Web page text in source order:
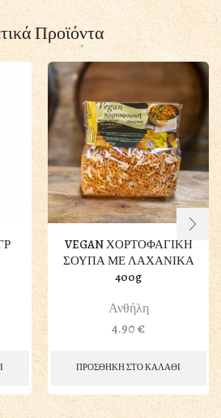
Προϊόντα
VEGAN ΧΟΡΤΟΦΑΓΙΚΗ
ΣΟΥΠΑ ΜΕ ΛΑΧΑΝΙΚΑ
400g
Ανθήλη
4.90€
ΠΡΟΣΘΗΚΗ ΣΤΟ ΚΑΛΑΘΙ